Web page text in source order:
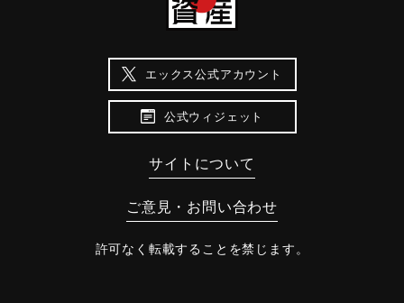
エックス公式アカウント
公式ウィジェット
サイトについて
ご意見・お問い合わせ
許可なく転載することを禁じます。